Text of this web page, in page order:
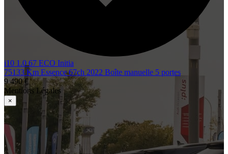
i10 1.0 67 ECO Initia
75133 Km Essence 67ch 2022 Boîte manuelle 5 portes
9 490 €
Mentions Légales
×